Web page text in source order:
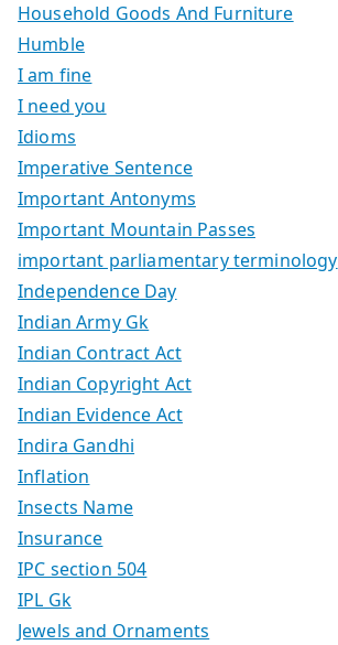
Household Goods And Furniture
Humble
I am fine
I need you
Idioms
Imperative Sentence
Important Antonyms
Important Mountain Passes
important parliamentary terminology
Independence Day
Indian Army Gk
Indian Contract Act
Indian Copyright Act
Indian Evidence Act
Indira Gandhi
Inflation
Insects Name
Insurance
IPC section 504
IPL Gk
Jewels and Ornaments